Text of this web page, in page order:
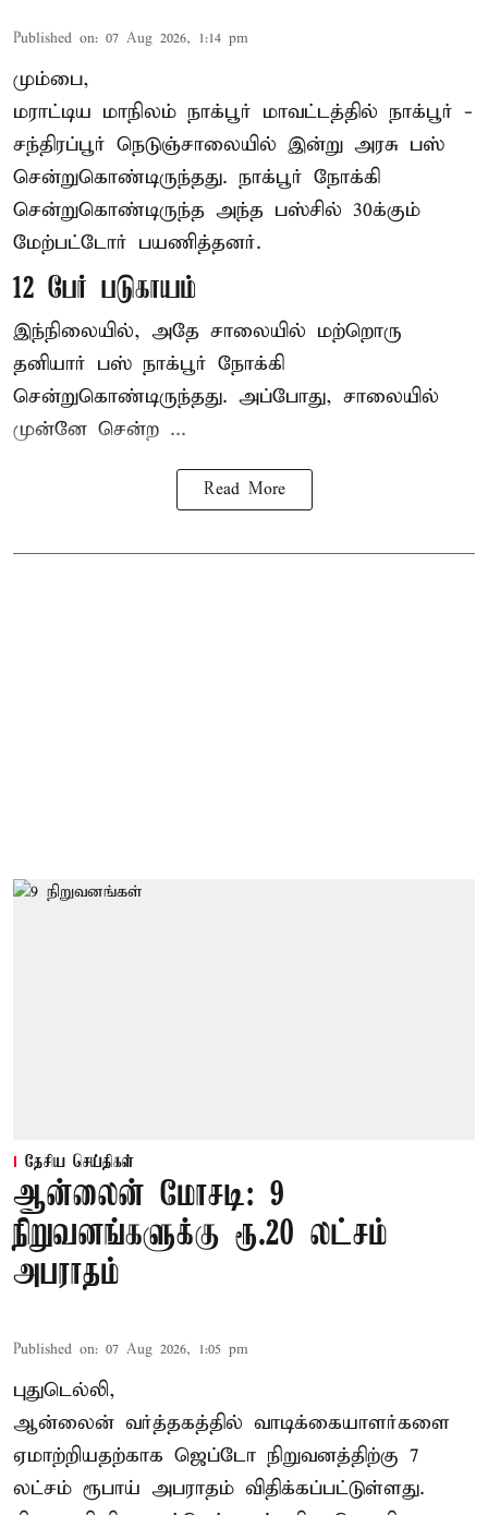
Published on: 07 Aug 2026, 1:14 pm
மும்பை,
மராட்டிய மாநிலம் நாக்பூர் மாவட்டத்தில் நாக்பூர் -
சந்திரப்பூர் நெடுஞ்சாலையில் இன்று அரசு பஸ்
சென்றுகொண்டிருந்தது. நாக்பூர் நோக்கி
சென்றுகொண்டிருந்த அந்த பஸ்சில் 30க்கும்
மேற்பட்டோர் பயணித்தனர்.
12 பேர் படுகாயம்
இந்நிலையில், அதே சாலையில் மற்றொரு
தனியார் பஸ் நாக்பூர் நோக்கி
சென்றுகொண்டிருந்தது. அப்போது, சாலையில்
முன்னே சென்ற ...
Read More
தேசிய செய்திகள்
ஆன்லைன் மோசடி: 9
நிறுவனங்களுக்கு ரூ.20 லட்சம்
அபராதம்
Published on: 07 Aug 2026, 1:05 pm
புதுடெல்லி,
ஆன்லைன் வர்த்தகத்தில் வாடிக்கையாளர்களை
ஏமாற்றியதற்காக ஜெப்டோ நிறுவனத்திற்கு 7
லட்சம் ரூபாய் அபராதம் விதிக்கப்பட்டுள்ளது.